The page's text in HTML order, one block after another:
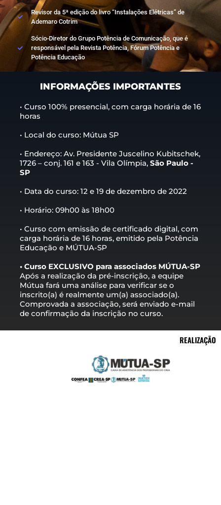
Revisor da 5ª edição do livro “Instalações Elétricas” de
Ademaro Cotrim
Sócio-Diretor do Grupo Potência de Comunicação, que é
responsável pela Revista Potência, Fórum Potência e
Potência Educação
INFORMAÇÕES IMPORTANTES
• Curso 100% presencial, com carga horária de 16
horas
• Local do curso: Mútua SP
• Endereço: Av. Presidente Juscelino Kubitschek,
1726 – conj. 161 e 163 - Vila Olímpia, São Paulo -
SP
• Data do curso: 12 e 19 de dezembro de 2022
• Horário: 09h00 às 18h00
• Curso com emissão de certificado digital, com
carga horária de 16 horas, emitido pela Potência
Educação e MÚTUA-SP
• Curso EXCLUSIVO para associados MÚTUA-SP
Após a realização da pré-inscrição, a equipe
Mútua fará uma análise para verificar se o
inscrito(a) é realmente um(a) associado(a).
Comprovada a associação, será enviado e-mail
de confirmação da inscrição no curso.
REALIZAÇÃO